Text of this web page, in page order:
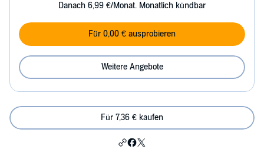
Danach 6,99 €/Monat. Monatlich kündbar
Für 0,00 € ausprobieren
Weitere Angebote
Für 7,36 € kaufen